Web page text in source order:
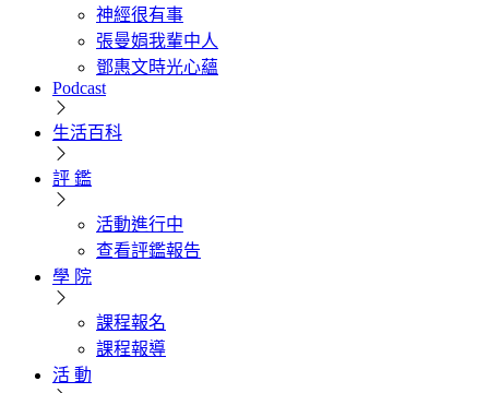
神經很有事
張曼娟我輩中人
鄧惠文時光心蘊
Podcast
生活百科
評 鑑
活動進行中
查看評鑑報告
學 院
課程報名
課程報導
活 動